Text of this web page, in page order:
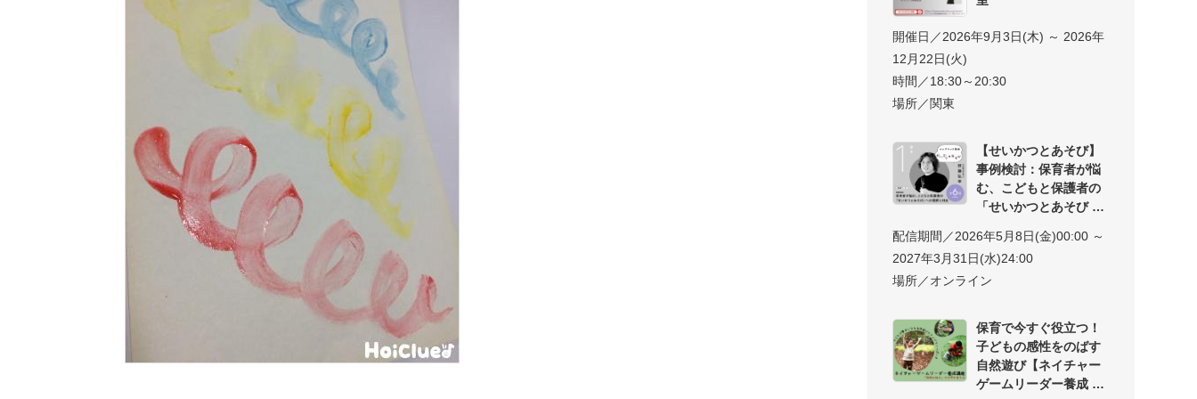
開催日／2026年9月3日(木) ～ 2026年
12月22日(火)
時間／18:30～20:30
場所／関東
【せいかつとあそび】
事例検討：保育者が悩
む、こどもと保護者の
「せいかつとあそび
配信期間／2026年5月8日(金)00:00 ～
2027年3月31日(水)24:00
場所／オンライン
保育で今すぐ役立つ！
子どもの感性をのばす
自然遊び【ネイチャー
ゲームリーダー養成